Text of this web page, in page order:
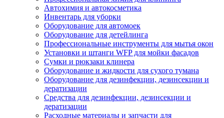
Автохимия и автокосметика
Инвентарь для уборки
Оборудование для автомоек
Оборудование для детейлинга
Профессиональные инструменты для мытья окон
Установки и штанги WFP для мойки фасадов
Сумки и рюкзаки клинера
Оборудование и жидкости для сухого тумана
Оборудование для дезинфекции, дезинсекции и
дератизации
Средства для дезинфекции, дезинсекции и
дератизации
Расходные материалы и запчасти для